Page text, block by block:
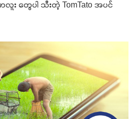
ာလူး တွေပါ သီးတဲ့ TomTato အပင်